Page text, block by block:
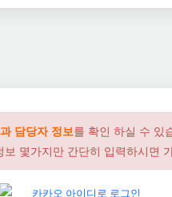
담당자 정보를 확인 하실 수 있
몇가지만 간단히 입력하시면